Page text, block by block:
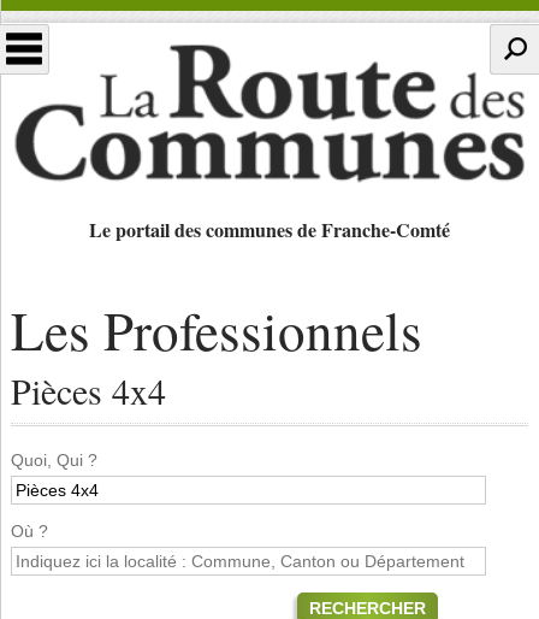
Le portail des communes de Franche-Comté
Les Professionnels
Pièces 4x4
Quoi, Qui ?
Où ?
RECHERCHER